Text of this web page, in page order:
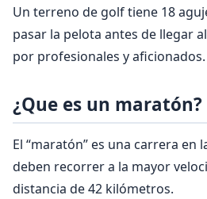
Un terreno de golf tiene 18
pasar la pelota antes de llegar
por profesionales y aficionados.
¿Que es un maratón?
El “maratón” es una carrera en
deben recorrer a la mayor
distancia de 42 kilómetros.